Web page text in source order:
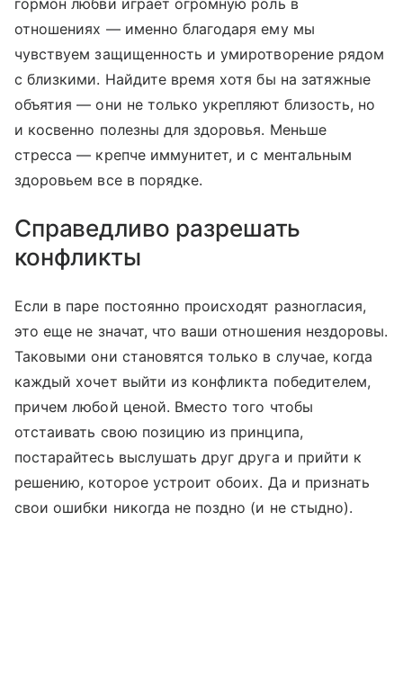
отношениях — именно благодаря ему мы
чувствуем защищенность и умиротворение рядом
с близкими. Найдите время хотя бы на затяжные
объятия — они не только укрепляют близость, но
и косвенно полезны для здоровья. Меньше
стресса — крепче иммунитет, и с ментальным
здоровьем все в порядке.
Справедливо разрешать
конфликты
Если в паре постоянно происходят разногласия,
это еще не значат, что ваши отношения нездоровы.
Таковыми они становятся только в случае, когда
каждый хочет выйти из конфликта победителем,
причем любой ценой. Вместо того чтобы
отстаивать свою позицию из принципа,
постарайтесь выслушать друг друга и прийти к
решению, которое устроит обоих. Да и признать
свои ошибки никогда не поздно (и не стыдно).